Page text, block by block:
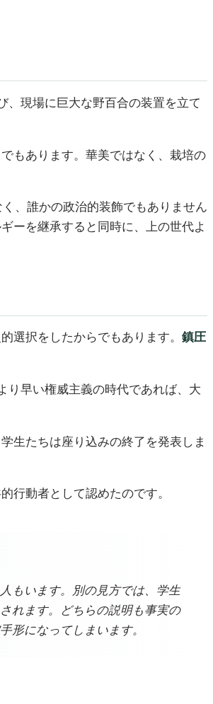
、現場に巨大な野百合の装置を立て
もあります。華美ではなく、栽培の
、誰かの政治的装飾でもありません
ーを継承すると同時に、上の世代よ
選択をしたからでもあります。 鎮圧
り早い権威主義の時代であれば、大
生たちは座り込みの終了を発表しま
行動者として認めたのです。
もいます。別の見方では、学生
れます。どちらの説明も事実の
形になってしまいます。